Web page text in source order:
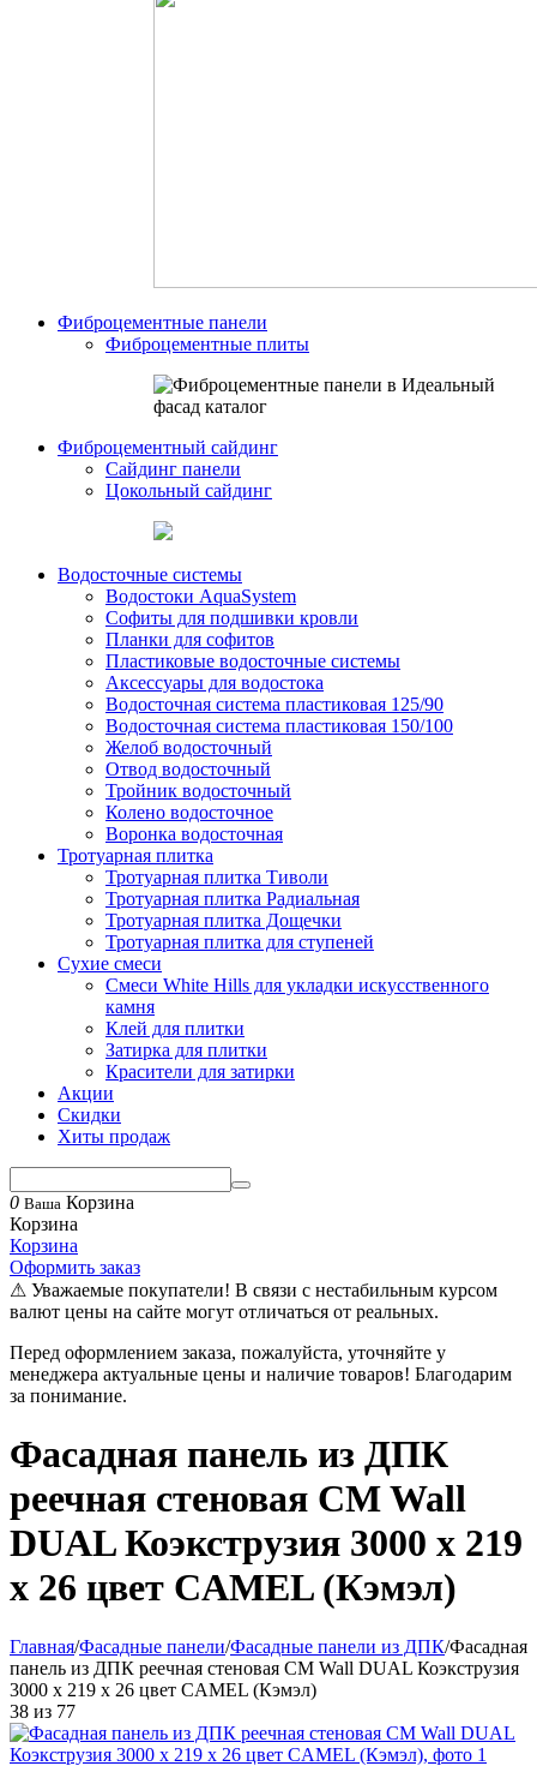
Фиброцементные панели
Фиброцементные плиты
Фиброцементный сайдинг
Сайдинг панели
Цокольный сайдинг
Водосточные системы
Водостоки AquaSystem
Софиты для подшивки кровли
Планки для софитов
Пластиковые водосточные системы
Аксессуары для водостока
Водосточная система пластиковая 125/90
Водосточная система пластиковая 150/100
Желоб водосточный
Отвод водосточный
Тройник водосточный
Колено водосточное
Воронка водосточная
Тротуарная плитка
Тротуарная плитка Тиволи
Тротуарная плитка Радиальная
Тротуарная плитка Дощечки
Тротуарная плитка для ступеней
Сухие смеси
Смеси White Hills для укладки искусственного
камня
Клей для плитки
Затирка для плитки
Красители для затирки
Акции
Скидки
Хиты продаж
0 Ваша Корзина
Корзина
Корзина
Оформить заказ
⚠ Уважаемые покупатели! В связи с нестабильным курсом
валют цены на сайте могут отличаться от реальных.
Перед оформлением заказа, пожалуйста, уточняйте у
менеджера актуальные цены и наличие товаров! Благодарим
за понимание.
Фасадная панель из ДПК
реечная стеновая CM Wall
DUAL Коэкструзия 3000 х 219
х 26 цвет CAMEL (Кэмэл)
Главная/Фасадные панели/Фасадные панели из ДПК/Фасадная
панель из ДПК реечная стеновая CM Wall DUAL Коэкструзия
3000 х 219 х 26 цвет CAMEL (Кэмэл)
38 из 77